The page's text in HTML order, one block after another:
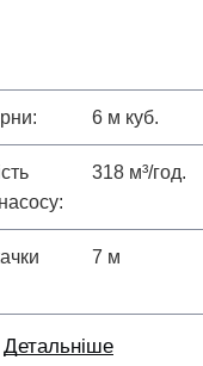
6 м куб.
318 м³/год.
7 м
Детальніше